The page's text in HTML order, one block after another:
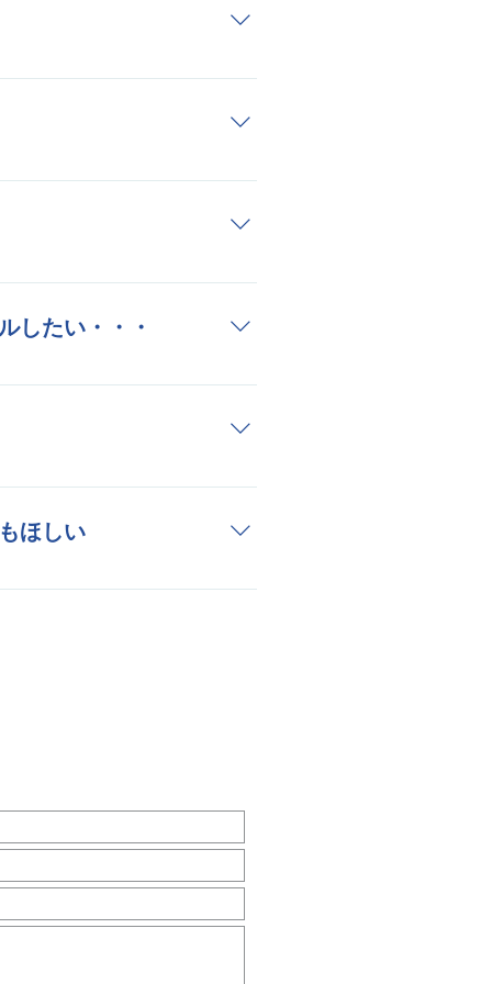
で対応します。
からホームページを作成
詳細な金額をご希望の
。
したい・・・
アルいたします。
きます。
ほしい
ださい。